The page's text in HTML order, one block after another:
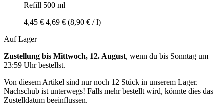
Refill 500 ml
4,45 € 4,69 € (8,90 € / l)
Auf Lager
Zustellung bis Mittwoch, 12. August, wenn du bis Sonntag um
23:59 Uhrbestellst.
Von diesem Artikel sind nur noch 12 Stück in unserem Lager.
Nachschub ist unterwegs! Falls mehr bestellt wird, könnte dies das
Zustelldatum beeinflussen.